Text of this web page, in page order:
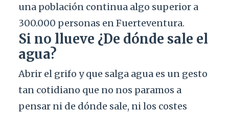
una población continua algo superior a
300.000 personas en Fuerteventura.
Si no llueve ¿De dónde sale el
agua?
Abrir el grifo y que salga agua es un gesto
tan cotidiano que no nos paramos a
pensar ni de dónde sale, ni los costes